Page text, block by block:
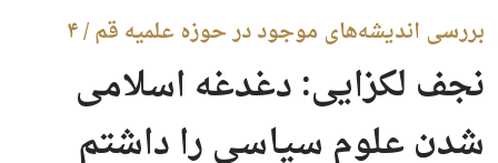
بررسی اندیشه‌های موجود در حوزه علمیه قم / ۴
نجف لکزایی: دغدغه اسلامی
شدن علوم سیاسی را داشتم